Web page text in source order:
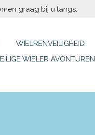
graag bij u langs.
WIELRENVEILIGHEID
WIELER AVONTUREN